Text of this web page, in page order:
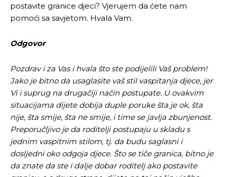
postavite granice djeci? Vjerujem da ćete nam
pomoći sa savjetom. Hvala Vam.
Odgovor
Pozdrav i za Vas i hvala što ste podijelili Vaš problem!
Jako je bitno da usaglasite vaš stil vaspitanja djece, jer
Vi i suprug na drugačiji način postupate. U ovakvim
situacijama dijete dobija duple poruke šta je ok, šta
nije, šta smije, šta ne smije, i time se javlja zbunjenost.
Preporučljivo je da roditelji postupaju u skladu s
jednim vaspitnim stilom, tj. da budu saglasni i
dosljedni oko odgoja djece. Što se tiče granica, bitno je
da znate da ste i dalje dobar roditelj ako postavite